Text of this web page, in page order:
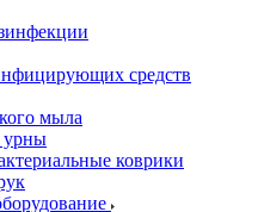
средств
мыла
урны
коврики